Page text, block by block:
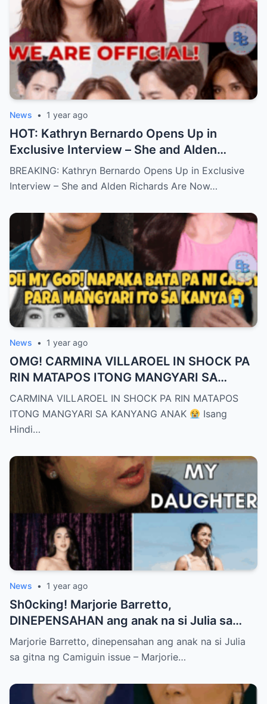
News • 1 year ago
HOT: Kathryn Bernardo Opens Up in
Exclusive Interview – She and Alden
Richards Are Now Officially Together
BREAKING: Kathryn Bernardo Opens Up in Exclusive
Interview – She and Alden Richards Are Now…
News • 1 year ago
OMG! CARMINA VILLAROEL IN SHOCK PA
RIN MATAPOS ITONG MANGYARI SA
KANYANG ANAK
CARMINA VILLAROEL IN SHOCK PA RIN MATAPOS
ITONG MANGYARI SA KANYANG ANAK
Isang
Hindi…
News • 1 year ago
Sh0cking! Marjorie Barretto,
DINEPENSAHAN ang anak na si Julia sa
gitna ng Camiguin issue
Marjorie Barretto, dinepensahan ang anak na si Julia
sa gitna ng Camiguin issue – Marjorie…